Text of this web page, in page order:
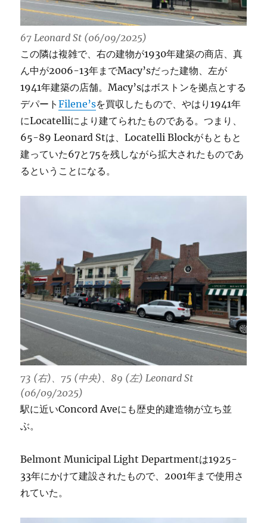
67 Leonard St (06/09/2025)
この隣は複雑で、右の建物が1930年建築の商店、真
ん中が2006-13年までMacy’sだった建物、左が
1941年建築の店舗。Macy’sはボストンを拠点とする
デパートFilene’sを買収したもので、やはり1941年
にLocatelliにより建てられたものである。つまり、
65-89 Leonard Stは、Locatelli Blockがもともと
建っていた67と75を残しながら拡大されたものであ
るということになる。
73 (右)、75 (中央)、89 (左) Leonard St
(06/09/2025)
駅に近いConcord Aveにも歴史的建造物が立ち並
ぶ。
Belmont Municipal Light Departmentは1925-
33年にかけて建設されたもので、2001年まで使用さ
れていた。